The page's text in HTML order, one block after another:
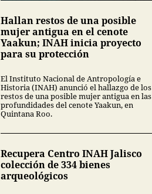
Hallan restos de una posible
mujer antigua en el cenote
Yaakun; INAH inicia proyecto
para su protección
El Instituto Nacional de Antropología e
Historia (INAH) anunció el hallazgo de los
restos de una posible mujer antigua en las
profundidades del cenote Yaakun, en
Quintana Roo.
Recupera Centro INAH Jalisco
colección de 334 bienes
arqueológicos